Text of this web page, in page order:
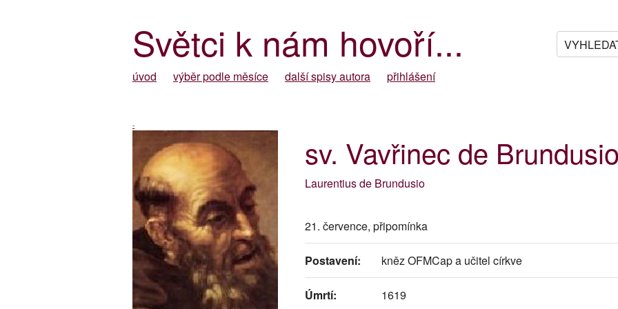
Světci k nám hovoří...
úvod výběr podle měsíce další spisy autora přihlášení
-
sv. Vavřinec de
Laurentius de Brundusio
21. července, připomínka
Postavení: kněz OFMCap a učitel církve
Úmrtí: 1619